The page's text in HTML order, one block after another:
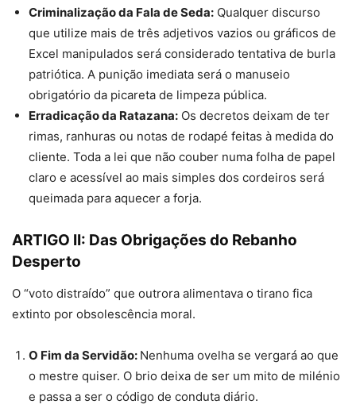
Criminalização da Fala de Seda: Qualquer discurso
que utilize mais de três adjetivos vazios ou gráficos de
Excel manipulados será considerado tentativa de burla
patriótica. A punição imediata será o manuseio
obrigatório da picareta de limpeza pública.
Erradicação da Ratazana: Os decretos deixam de ter
rimas, ranhuras ou notas de rodapé feitas à medida do
cliente. Toda a lei que não couber numa folha de papel
claro e acessível ao mais simples dos cordeiros será
queimada para aquecer a forja.
ARTIGO II: Das Obrigações do Rebanho
Desperto
O “voto distraído” que outrora alimentava o tirano fica
extinto por obsolescência moral.
O Fim da Servidão: Nenhuma ovelha se vergará ao que
o mestre quiser. O brio deixa de ser um mito de milénio
e passa a ser o código de conduta diário.